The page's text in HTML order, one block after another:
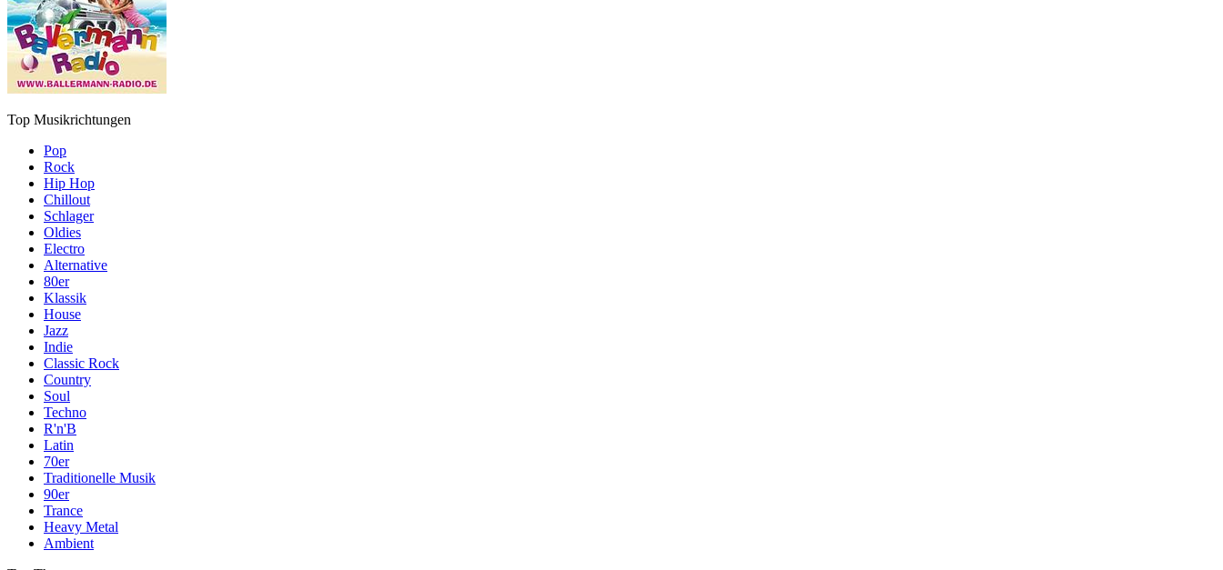
Top Musikrichtungen
Pop
Rock
Hip Hop
Chillout
Schlager
Oldies
Electro
Alternative
80er
Klassik
House
Jazz
Indie
Classic Rock
Country
Soul
Techno
R'n'B
Latin
70er
Traditionelle Musik
90er
Trance
Heavy Metal
Ambient